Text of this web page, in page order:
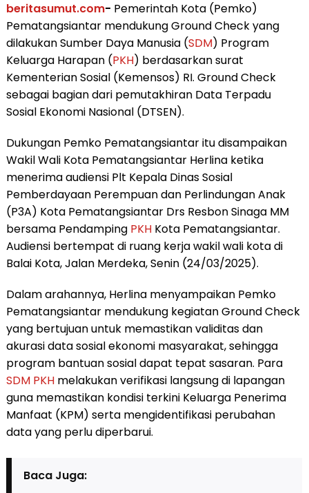
beritasumut.com- Pemerintah Kota (Pemko)
Pematangsiantar mendukung Ground Check yang
dilakukan Sumber Daya Manusia (SDM) Program
Keluarga Harapan (PKH) berdasarkan surat
Kementerian Sosial (Kemensos) RI. Ground Check
sebagai bagian dari pemutakhiran Data Terpadu
Sosial Ekonomi Nasional (DTSEN).
Dukungan Pemko Pematangsiantar itu disampaikan
Wakil Wali Kota Pematangsiantar Herlina ketika
menerima audiensi Plt Kepala Dinas Sosial
Pemberdayaan Perempuan dan Perlindungan Anak
(P3A) Kota Pematangsiantar Drs Resbon Sinaga MM
bersama Pendamping PKHKota Pematangsiantar.
Audiensi bertempat di ruang kerja wakil wali kota di
Balai Kota, Jalan Merdeka, Senin (24/03/2025).
Dalam arahannya, Herlina menyampaikan Pemko
Pematangsiantar mendukung kegiatan Ground Check
yang bertujuan untuk memastikan validitas dan
akurasi data sosial ekonomi masyarakat, sehingga
program bantuan sosial dapat tepat sasaran. Para
SDM PKHmelakukan verifikasi langsung di lapangan
guna memastikan kondisi terkini Keluarga Penerima
Manfaat (KPM) serta mengidentifikasi perubahan
data yang perlu diperbarui.
Baca Juga: